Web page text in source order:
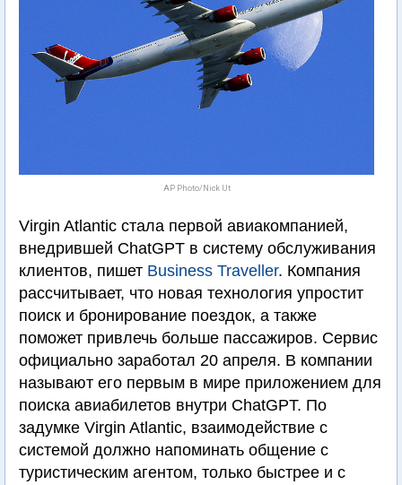
AP Photo/Nick Ut
Virgin Atlantic стала первой авиакомпанией,
внедрившей ChatGPT в систему обслуживания
клиентов, пишет Business Traveller. Компания
рассчитывает, что новая технология упростит
поиск и бронирование поездок, а также
поможет привлечь больше пассажиров. Сервис
официально заработал 20 апреля. В компании
называют его первым в мире приложением для
поиска авиабилетов внутри ChatGPT. По
задумке Virgin Atlantic, взаимодействие с
системой должно напоминать общение с
туристическим агентом, только быстрее и с